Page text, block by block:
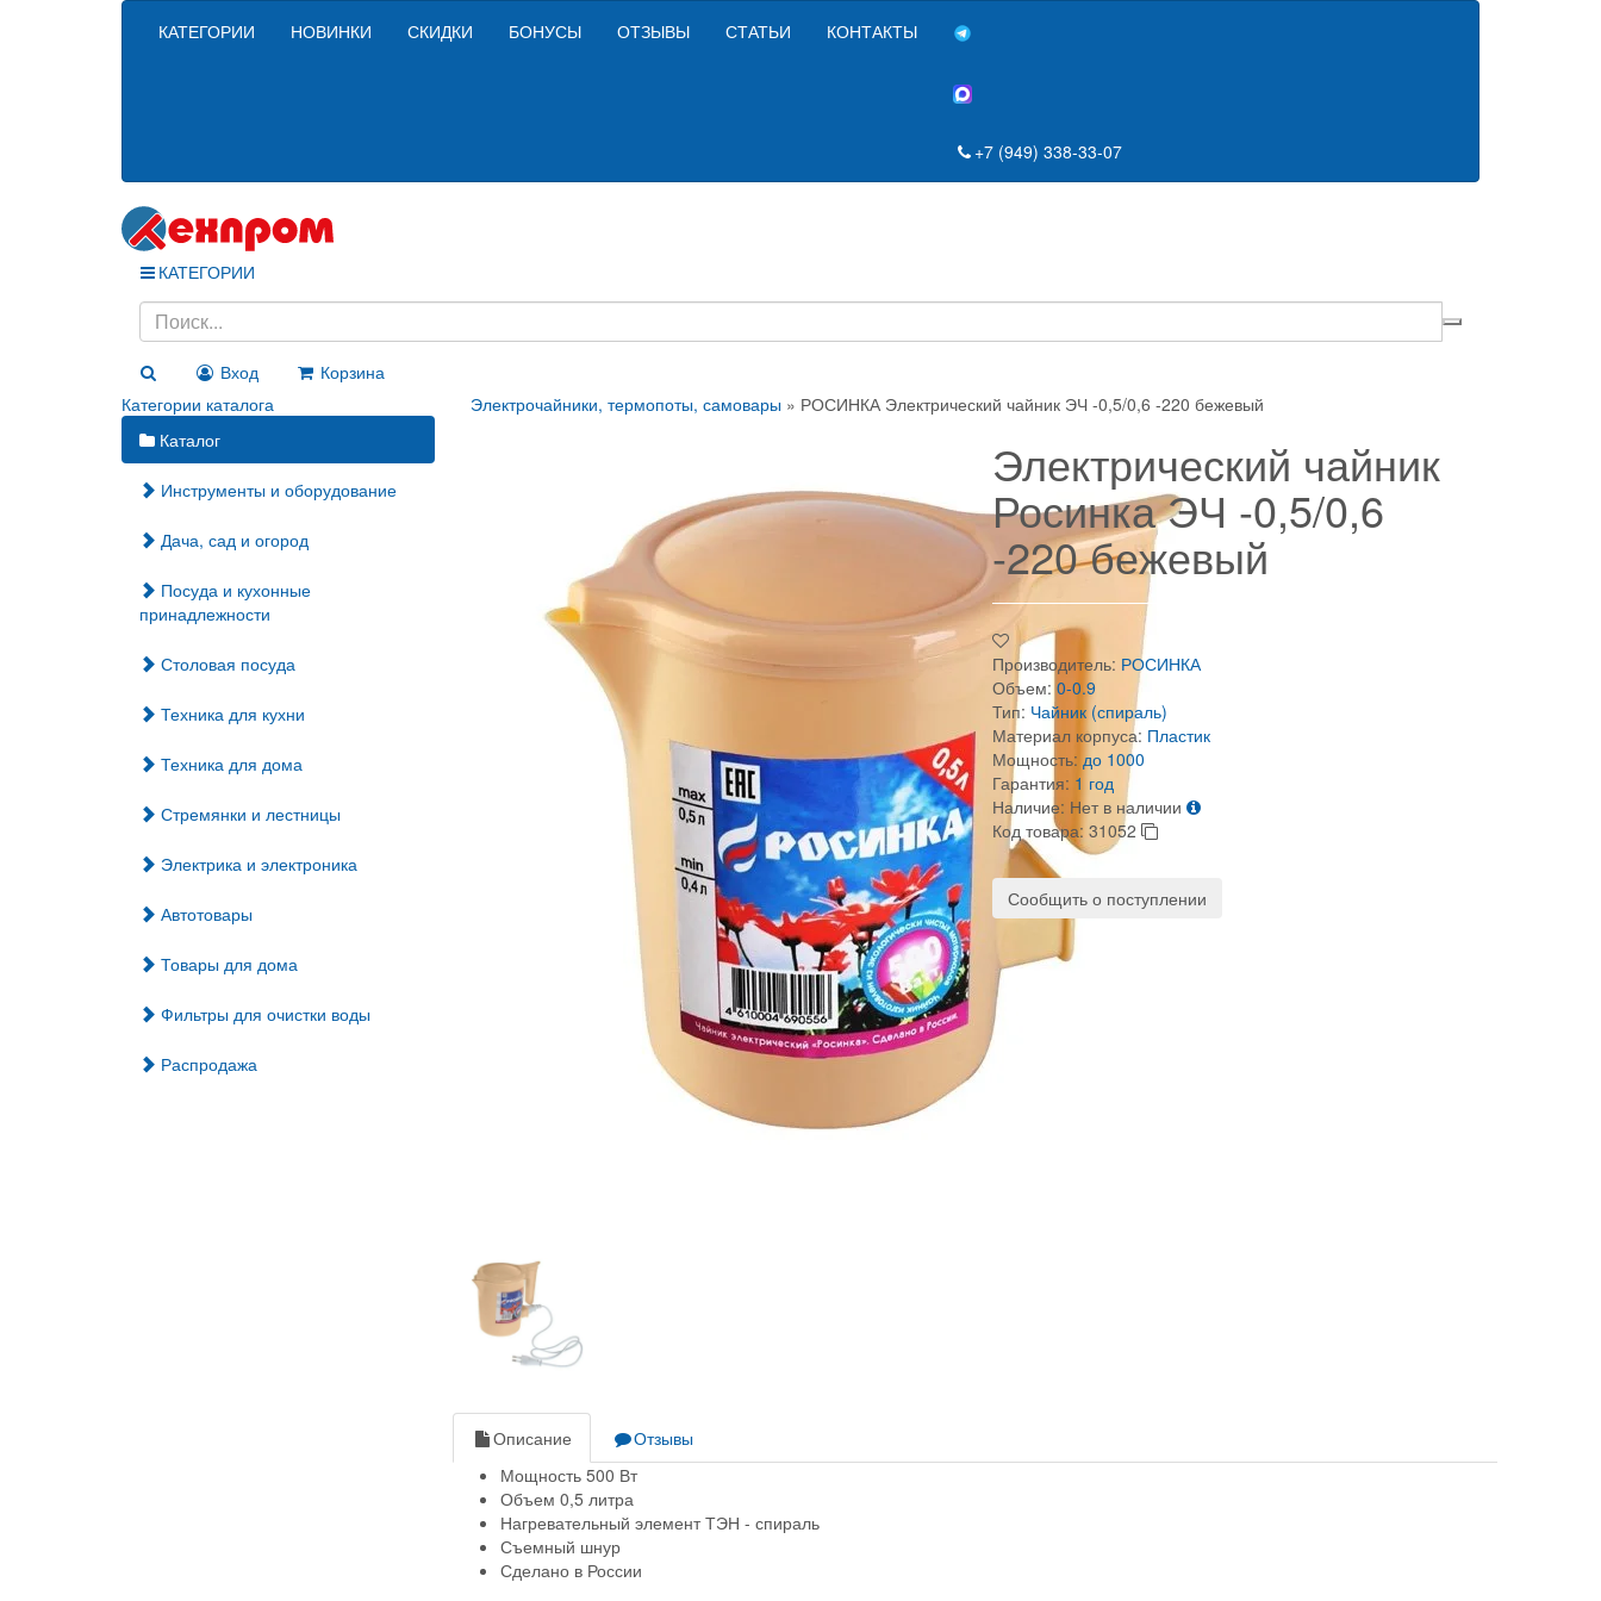
КАТЕГОРИИ НОВИНКИ СКИДКИ БОНУСЫ ОТЗЫВЫ СТАТЬИ КОНТАКТЫ
+7 (949) 338-33-07
КАТЕГОРИИ
Вход
Корзина
Категории каталога
Каталог
Инструменты и оборудование
Дача, сад и огород
Посуда и кухонные
принадлежности
Столовая посуда
Техника для кухни
Техника для дома
Стремянки и лестницы
Электрика и электроника
Автотовары
Товары для дома
Фильтры для очистки воды
Распродажа
Электрочайники, термопоты, самовары» РОСИНКА Электрический чайник ЭЧ -0,5/0,6 -220 бежевый
Электрический чайник
Росинка ЭЧ -0,5/0,6
-220 бежевый
Производитель: РОСИНКА
Объем: 0-0.9
Тип: Чайник (спираль)
Материал корпуса: Пластик
Мощность: до 1000
Гарантия: 1 год
Наличие: Нет в наличии
Код товара: 31052
Сообщить о поступлении
Описание
Отзывы
Мощность 500 Вт
Объем 0,5 литра
Нагревательный элемент ТЭН - спираль
Съемный шнур
Сделано в России